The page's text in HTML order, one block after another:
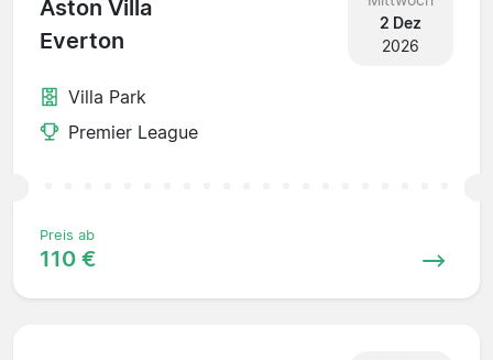
Aston Villa
Everton
2 Dez
2026
Villa Park
Premier League
Preis ab
110 €